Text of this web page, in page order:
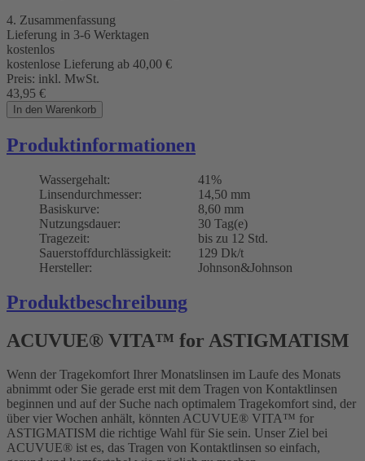
4. Zusammenfassung
Lieferung in 3-6 Werktagen
kostenlos
kostenlose Lieferung ab 40,00 €
Preis: inkl. MwSt.
43,95 €
In den Warenkorb
Produktinformationen
Wassergehalt:
41%
Linsendurchmesser:
14,50 mm
Basiskurve:
8,60 mm
Nutzungsdauer:
30 Tag(e)
Tragezeit:
bis zu 12 Std.
Sauerstoffdurchlässigkeit:
129 Dk/t
Hersteller:
Johnson&Johnson
Produktbeschreibung
ACUVUE® VITA™ for ASTIGMATISM
Wenn der Tragekomfort Ihrer Monatslinsen im Laufe des Monats
abnimmt oder Sie gerade erst mit dem Tragen von Kontaktlinsen
beginnen und auf der Suche nach optimalem Tragekomfort sind, der
über vier Wochen anhält, könnten ACUVUE® VITA™ for
ASTIGMATISM die richtige Wahl für Sie sein. Unser Ziel bei
ACUVUE® ist es, das Tragen von Kontaktlinsen so einfach,